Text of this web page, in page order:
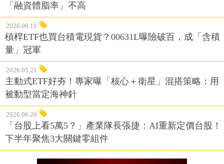
「融資體脂率」不高
2026.06.11
槓桿ETF也買台積電現貨？00631L曝險破百，成「含積
量」冠軍
2026.05.21
主動式ETF好夯！專家曝「核心＋衛星」混搭策略：用
被動型當定海神針
2026.06.26
「台股上看5萬5？」產業隊長張捷：AI重新定價台股！
下半年聚焦3大關鍵零組件